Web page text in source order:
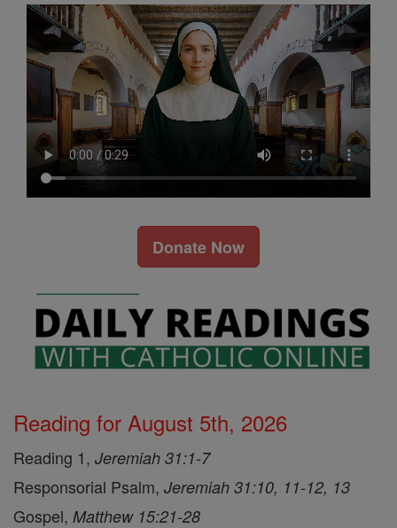
Donate Now
Reading for August 5th, 2026
Reading 1, Jeremiah 31:1-7
Responsorial Psalm, Jeremiah 31:10, 11-12, 13
Gospel, Matthew 15:21-28